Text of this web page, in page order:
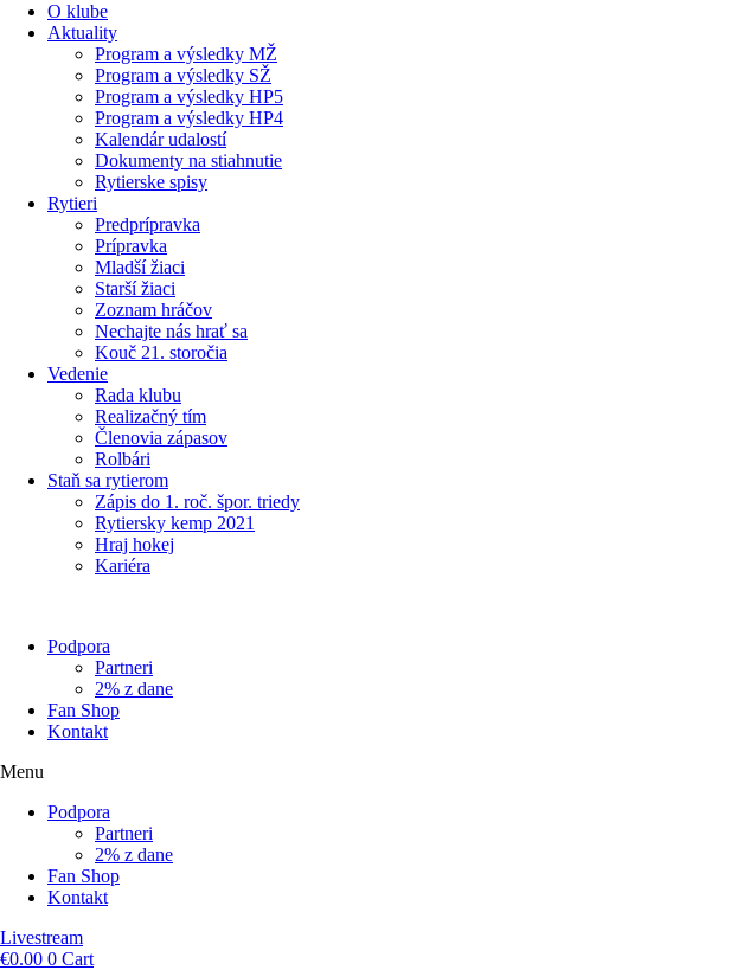
O klube
Aktuality
Program a výsledky MŽ
Program a výsledky SŽ
Program a výsledky HP5
Program a výsledky HP4
Kalendár udalostí
Dokumenty na stiahnutie
Rytierske spisy
Rytieri
Predprípravka
Prípravka
Mladší žiaci
Starší žiaci
Zoznam hráčov
Nechajte nás hrať sa
Kouč 21. storočia
Vedenie
Rada klubu
Realizačný tím
Členovia zápasov
Rolbári
Staň sa rytierom
Zápis do 1. roč. špor. triedy
Rytiersky kemp 2021
Hraj hokej
Kariéra
Podpora
Partneri
2% z dane
Fan Shop
Kontakt
Menu
Podpora
Partneri
2% z dane
Fan Shop
Kontakt
Livestream
€0.00 0 Cart